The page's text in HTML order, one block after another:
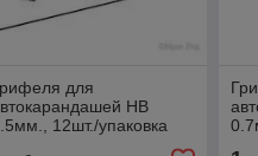
для
НВ
12шт./упаковка